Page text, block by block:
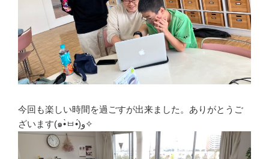
今回も楽しい時間を過ごすが出来ました。ありがとうご
ざいます(๑•̀ㅂ•́)و✧